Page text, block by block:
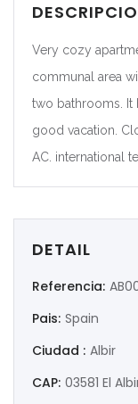
|-Gipuzkoa
|-Guadalajara
|-Huesca
|-Jaén
|-La Coruña
Very cozy
communal area
two bathrooms. It
good vacation.
AC. international
DETAIL
Referencia:
Pais: Spain
Ciudad : Albir
CAP: 03581 El